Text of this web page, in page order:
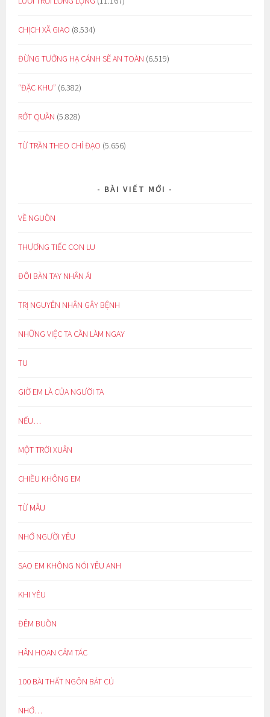
CHỊCH XÃ GIAO (8.534)
ĐỪNG TƯỞNG HẠ CÁNH SẼ AN TOÀN (6.519)
“ĐẶC KHU” (6.382)
RỚT QUẦN (5.828)
TỪ TRẦN THEO CHỈ ĐẠO (5.656)
BÀI VIẾT MỚI
VỀ NGUỒN
THƯƠNG TIẾC CON LU
ĐÔI BÀN TAY NHÂN ÁI
TRỊ NGUYÊN NHÂN GÂY BỆNH
NHỮNG VIỆC TA CẦN LÀM NGAY
TU
GIỜ EM LÀ CỦA NGƯỜI TA
NẾU…
MỘT TRỜI XUÂN
CHIỀU KHÔNG EM
TỪ MẪU
NHỚ NGƯỜI YÊU
SAO EM KHÔNG NÓI YÊU ANH
KHI YÊU
ĐÊM BUỒN
HÂN HOAN CẢM TÁC
100 BÀI THẤT NGÔN BÁT CÚ
NHỚ…